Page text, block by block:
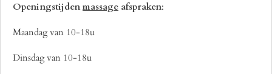
Openingstijdenmassage afspraken:
Maandag van 10-18u
Dinsdag van 10-18u